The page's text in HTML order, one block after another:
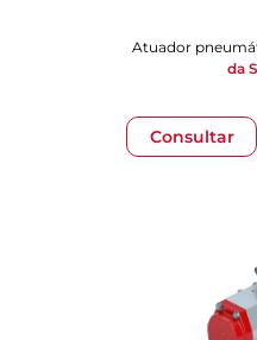
Consultar
Atuador
da